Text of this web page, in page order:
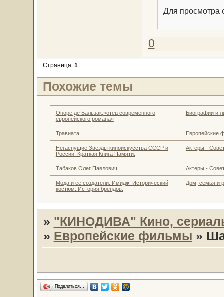
Для просмотра
0
Страница: 1
Похожие темы
Оноре де Бальзак,«отец современного
европейского романа»
Биографии и
Травиата Европейские
Негаснущие Звёзды киноискусства СССР и
России. Краткая Книга Памяти.
Актеры -
Табаков Олег Павлович Актеры -
Мода и её создатели. Имидж. Исторический
костюм. История брендов.
Дом, семья и
» "КИНОДИВА" Кино,
» Европейские фильмы »
Поделиться…